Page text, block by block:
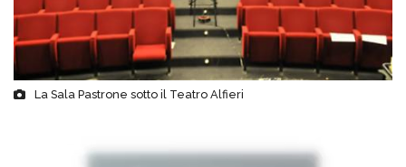
La Sala Pastrone sotto il Teatro Alfieri